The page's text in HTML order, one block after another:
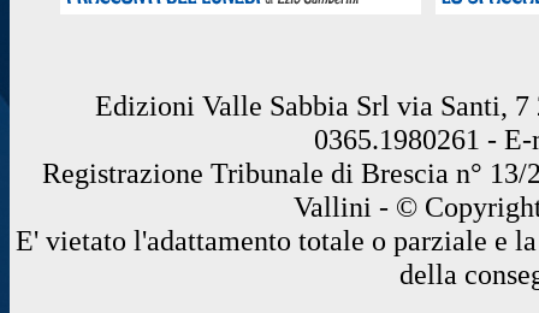
Edizioni Valle Sabbia Srl via Santi, 7
0365.1980261 -
Registrazione Tribunale di Brescia n°
Vallini - ©
E' vietato l'adattamento totale o parziale e
della